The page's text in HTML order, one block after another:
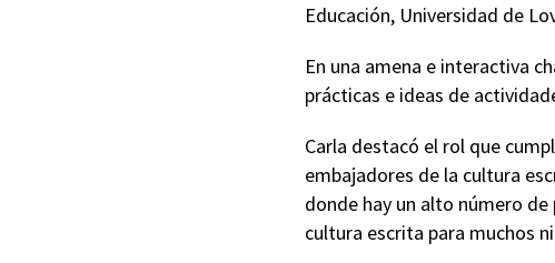
Educación, Universidad de
En una amena e interactiva
prácticas e ideas de
Carla destacó el rol que
embajadores de la cultura
donde hay un alto número
cultura escrita para muchos